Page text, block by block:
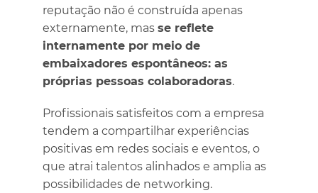
reputação não é construída apenas
externamente, mas se reflete
internamente por meio de
embaixadores espontâneos: as
próprias pessoas colaboradoras.
Profissionais satisfeitos com a empresa
tendem a compartilhar experiências
positivas em redes sociais e eventos, o
que atrai talentos alinhados e amplia as
possibilidades de networking.